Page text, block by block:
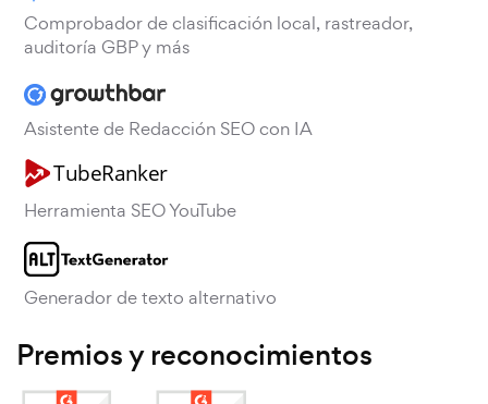
Comprobador de clasificación local, rastreador,
auditoría GBP y más
Asistente de Redacción SEO con IA
Herramienta SEO YouTube
Generador de texto alternativo
Premios y reconocimientos